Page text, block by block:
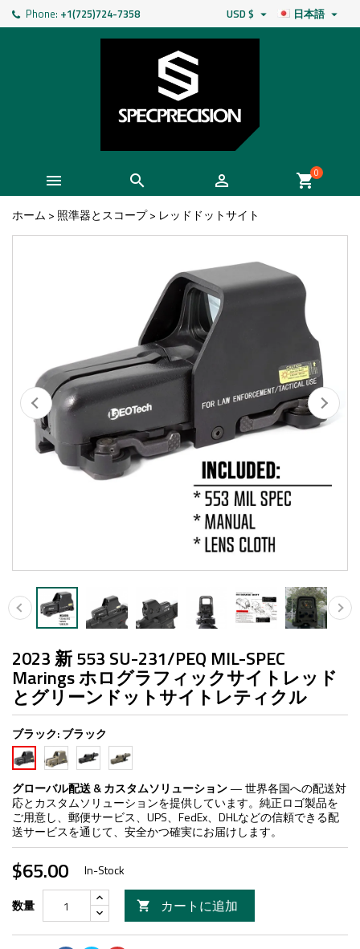
Phone: +1(725)724-7358 日本語 
USD $ 
   shopping_cart0
ホーム > 照準器とスコープ> レッドドットサイト
2023 新 553 SU-231/PEQ MIL-SPEC
Marings ホログラフィックサイトレッド
とグリーンドットサイトレティクル
ブラック:ブラック
ブ
ラ
ッ
ク
タ
ン
ブ
ラ
ッ
ク
553
お
よ
G33
TAN
553
お
よ
び
G33
拡
鏡
グローバル配送 & カスタムソリューション— 世界各国への配送対
応とカスタムソリューションを提供しています。純正ロゴ製品を
ご用意し、郵便サービス、UPS、FedEx、DHLなどの信頼できる配
送サービスを通じて、安全かつ確実にお届けします。
$65.00 In-Stock
数量  カートに追加